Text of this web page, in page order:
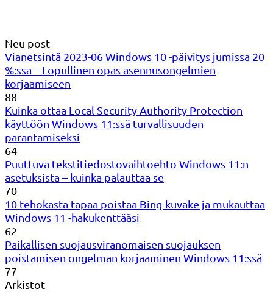
Neu post
Vianetsintä 2023-06 Windows 10 -päivitys jumissa 20
%:ssa – Lopullinen opas asennusongelmien
korjaamiseen
88
Kuinka ottaa Local Security Authority Protection
käyttöön Windows 11:ssä turvallisuuden
parantamiseksi
64
Puuttuva tekstitiedostovaihtoehto Windows 11:n
asetuksista – kuinka palauttaa se
70
10 tehokasta tapaa poistaa Bing-kuvake ja mukauttaa
Windows 11 -hakukenttääsi
62
Paikallisen suojausviranomaisen suojauksen
poistamisen ongelman korjaaminen Windows 11:ssä
77
Arkistot